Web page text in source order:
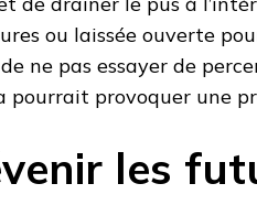
ou laissée ouverte
ne pas essayer de
pourrait provoquer une
les